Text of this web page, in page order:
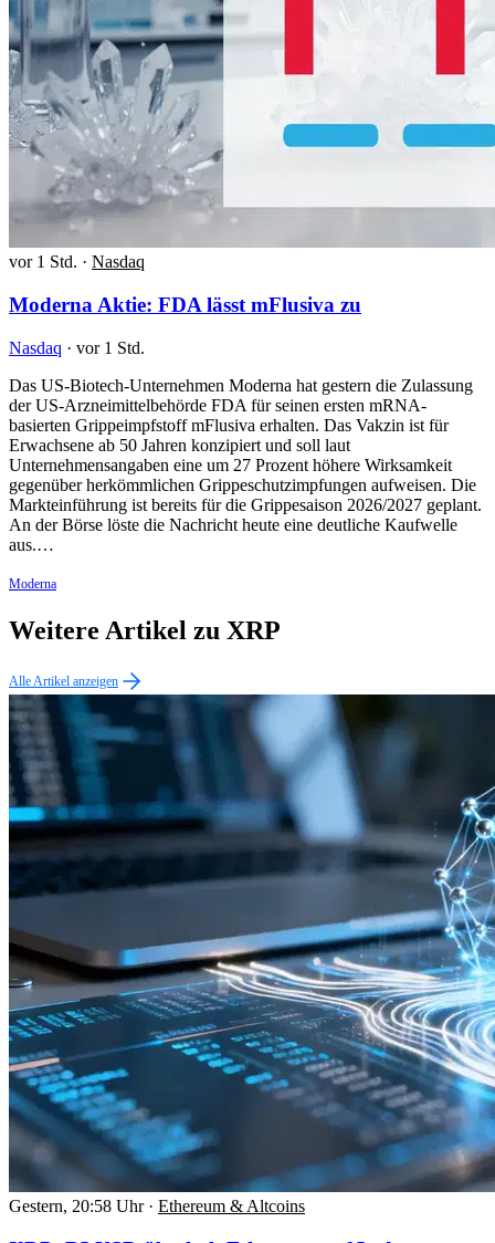
vor 1 Std. · Nasdaq
Moderna Aktie: FDA lässt mFlusiva zu
Nasdaq · vor 1 Std.
Das US-Biotech-Unternehmen Moderna hat gestern die Zulassung
der US-Arzneimittelbehörde FDA für seinen ersten mRNA-
basierten Grippeimpfstoff mFlusiva erhalten. Das Vakzin ist für
Erwachsene ab 50 Jahren konzipiert und soll laut
Unternehmensangaben eine um 27 Prozent höhere Wirksamkeit
gegenüber herkömmlichen Grippeschutzimpfungen aufweisen. Die
Markteinführung ist bereits für die Grippesaison 2026/2027 geplant.
An der Börse löste die Nachricht heute eine deutliche Kaufwelle
aus.…
Moderna
Weitere Artikel zu XRP
Alle Artikel anzeigen
Gestern, 20:58 Uhr · Ethereum & Altcoins